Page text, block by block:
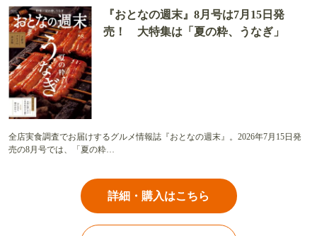
『おとなの週末』8月号は7月15日発
売！ 大特集は「夏の粋、うなぎ」
全店実食調査でお届けするグルメ情報誌『おとなの週末』。2026年7月15日発
売の8月号では、「夏の粋…
詳細・購入はこちら